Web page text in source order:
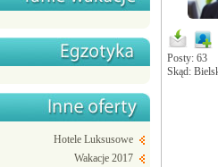
Hotele Luksusowe
Wakacje 2017
Posty: 63
Skąd: